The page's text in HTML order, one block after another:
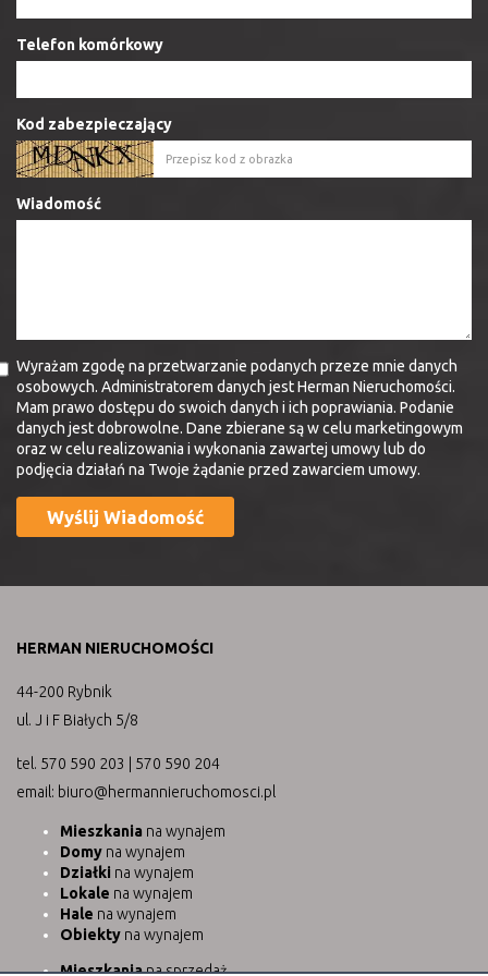
Telefon komórkowy
Kod zabezpieczający
Wiadomość
Wyrażam zgodę na przetwarzanie podanych przeze mnie danych
osobowych. Administratorem danych jest Herman Nieruchomości.
Mam prawo dostępu do swoich danych i ich poprawiania. Podanie
danych jest dobrowolne. Dane zbierane są w celu marketingowym
oraz w celu realizowania i wykonania zawartej umowy lub do
podjęcia działań na Twoje żądanie przed zawarciem umowy.
HERMAN NIERUCHOMOŚCI
44-200 Rybnik
ul. J i F Białych 5/8
tel. 570 590 203 | 570 590 204
email: biuro@hermannieruchomosci.pl
Mieszkania na wynajem
Domy na wynajem
Działki na wynajem
Lokale na wynajem
Hale na wynajem
Obiekty na wynajem
Mieszkaniana sprzedaż